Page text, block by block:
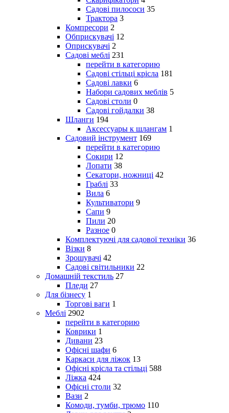
Садові пилососи 35
Трактора 3
Компресори 2
Обприскувачі 12
Оприскувачі 2
Садові меблі 231
перейти в категорию
Садові стільці крісла 181
Садові лавки 6
Набори садових меблів 5
Садові столи 0
Садові гойдалки 38
Шланги 194
Аксессуары к шлангам 1
Садовий інструмент 169
перейти в категорию
Сокири 12
Лопати 38
Секатори, ножниці 42
Граблі 33
Вила 6
Культиватори 9
Сапи 9
Пили 20
Разное 0
Комплектуючі для садової техніки 36
Візки 8
Зрошувачі 42
Садові світильники 22
Домашній текстиль 27
Пледи 27
Для бізнесу 1
Торгові ваги 1
Меблі 2902
перейти в категорию
Коврики 1
Дивани 23
Офісні шафи 6
Каркаси для ліжок 13
Офісні крісла та стільці 588
Ліжка 424
Офісні столи 32
Вази 2
Комоди, тумби, трюмо 110